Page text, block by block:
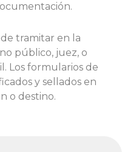
tramitar en la
público, juez, o
Los formularios de
y sellados en
o destino.